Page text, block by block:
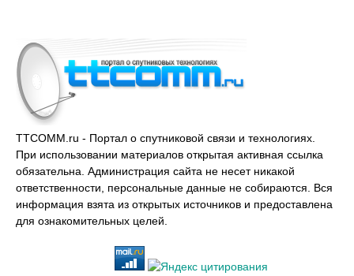
TTCOMM.ru - Портал о спутниковой связи и технологиях.
При использовании материалов открытая активная ссылка
обязательна. Администрация сайта не несет никакой
ответственности, персональные данные не собираются. Вся
информация взята из открытых источников и предоставлена
для ознакомительных целей.